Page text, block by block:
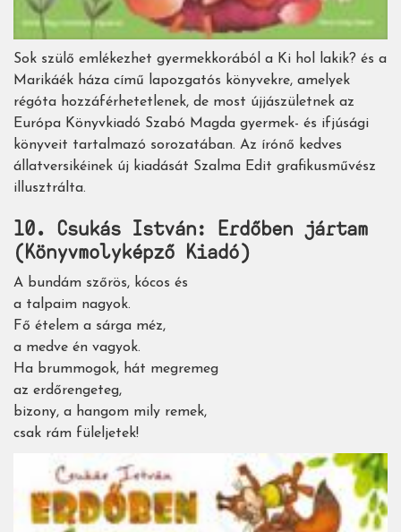
Sok szülő emlékezhet gyermekkorából a Ki hol lakik? és a
Marikáék háza című lapozgatós könyvekre, amelyek
régóta hozzáférhetetlenek, de most újjászületnek az
Európa Könyvkiadó Szabó Magda gyermek- és ifjúsági
könyveit tartalmazó sorozatában. Az írónő kedves
állatversikéinek új kiadását Szalma Edit grafikusművész
illusztrálta.
10. Csukás István: Erdőben jártam
(Könyvmolyképző Kiadó)
A bundám szőrös, kócos és
a talpaim nagyok.
Fő ételem a sárga méz,
a medve én vagyok.
Ha brummogok, hát megremeg
az erdőrengeteg,
bizony, a hangom mily remek,
csak rám füleljetek!